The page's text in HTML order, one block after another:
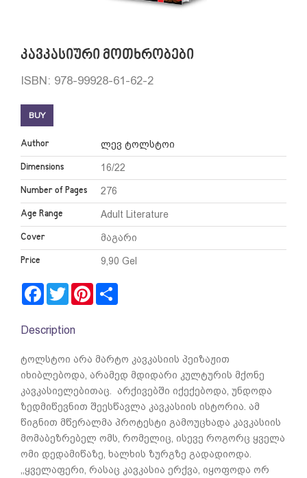
კავკასიური მოთხრობები
ISBN: 978-99928-61-62-2
BUY
Author ლევ ტოლსტოი
Dimensions 16/22
Number of Pages 276
Age Range Adult Literature
Cover მაგარი
Price 9,90 Gel
Facebook
TwitterPinterest
Description
ტოლსტოი არა მარტო კავკასიის პეიზაჟით
იხიბლებოდა, არამედ მდიდარი კულტურის მქონე
კავკასიელებითაც. არქივებში იქექებოდა, უნდოდა
ზედმიწევნით შეესწავლა კავკასიის ისტორია. ამ
წიგნით მწერალმა პროტესტი გამოუცხადა კავკასიის
მომაბეზრებელ ომს, რომელიც, ისევე როგორც ყველა
ომი დედამიწაზე, ხალხის ზურგზე გადადიოდა.
,,ყველაფერი, რასაც კავკასია ერქვა, იყოფოდა ორ